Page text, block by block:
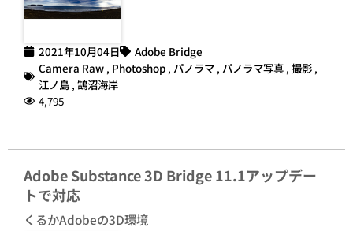
2021年10月04日
Adobe Bridge
Camera Raw , Photoshop , パノラマ , パノラマ写真 , 撮影 ,
江ノ島 , 鵠沼海岸
4,795
Adobe Substance 3D Bridge 11.1アップデー
トで対応
くるかAdobeの3D環境